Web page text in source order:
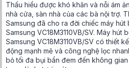
Thấu hiểu được khó khăn và nỗi ám
nhà cửa, sàn nhà của các bà nội trợ.
Samsung đã cho ra đời chiếc máy hút
Samsung VC18M3110VB/SV. Máy hút
Samsung VC18M3110VB/SV có thiết
động mạnh mẽ và công nghệ lọc
bỏ tối đa bụi bẩn đem đến không